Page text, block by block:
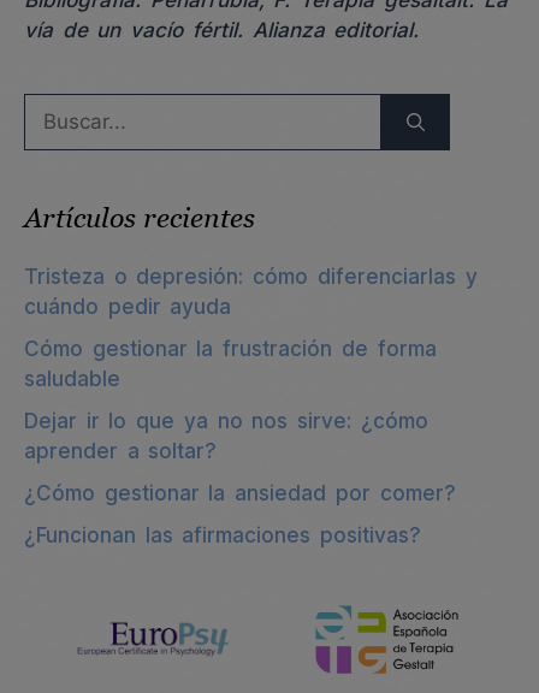
vía de un vacío fértil. Alianza editorial.
Artículos recientes
Tristeza o depresión: cómo diferenciarlas y
cuándo pedir ayuda
Cómo gestionar la frustración de forma
saludable
Dejar ir lo que ya no nos sirve: ¿cómo
aprender a soltar?
¿Cómo gestionar la ansiedad por comer?
¿Funcionan las afirmaciones positivas?